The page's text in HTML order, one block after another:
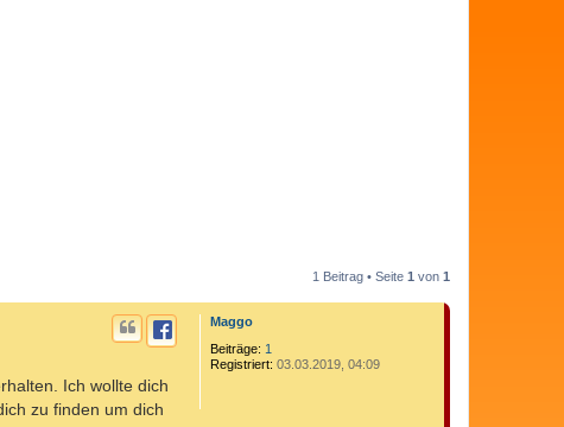
1 Beitrag • Seite 1 von 1
Maggo
Beiträge: 1
Registriert: 03.03.2019, 04:09
Ich wollte dich
zu finden um dich